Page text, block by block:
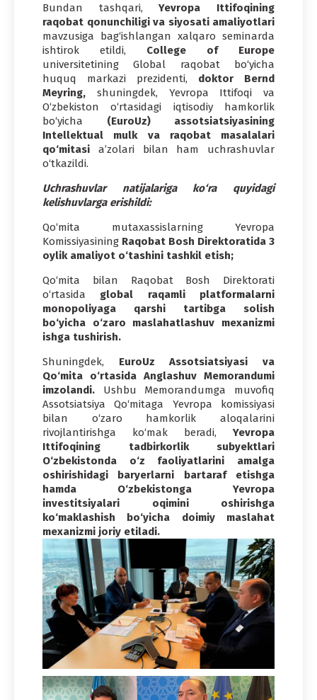
Bundan tashqari,Yevropa Ittifoqining
raqobat qonunchiligi va siyosati amaliyotlari
mavzusiga bag‘ishlangan xalqaro seminarda
ishtirok etildi, College of Europe
universitetining Global raqobat bo‘yicha
huquq markazi prezidenti, doktor Bernd
Meyring, shuningdek, Yevropa Ittifoqi va
O‘zbekiston o‘rtasidagi iqtisodiy hamkorlik
bo‘yicha (EuroUz) assotsiatsiyasining
Intellektual mulk va raqobat masalalari
qo‘mitasi a’zolari bilan ham uchrashuvlar
o‘tkazildi.
Uchrashuvlar natijalariga ko‘ra quyidagi
kelishuvlarga erishildi:
Qo‘mita mutaxassislarning Yevropa
Komissiyasining Raqobat Bosh Direktoratida 3
oylik amaliyot o‘tashini tashkil etish;
Qo‘mita bilan Raqobat Bosh Direktorati
o‘rtasida global raqamli platformalarni
monopoliyaga qarshi tartibga solish
bo‘yicha o‘zaro maslahatlashuv mexanizmi
ishga tushirish.
Shuningdek, EuroUz Assotsiatsiyasi va
Qo‘mita o‘rtasida Anglashuv Memorandumi
imzolandi. Ushbu Memorandumga muvofiq
Assotsiatsiya Qo‘mitaga Yevropa komissiyasi
bilan o‘zaro hamkorlik aloqalarini
rivojlantirishga ko‘mak beradi, Yevropa
Ittifoqining tadbirkorlik subyektlari
O‘zbekistonda o‘z faoliyatlarini amalga
oshirishidagi baryerlarni bartaraf etishga
hamda O‘zbekistonga Yevropa
investitsiyalari oqimini oshirishga
ko‘maklashish bo‘yicha doimiy maslahat
mexanizmi joriy etiladi.